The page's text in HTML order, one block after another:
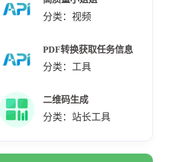
分类：视频
PDF转换获取任务信息
分类：工具
二维码生成
分类：站长工具